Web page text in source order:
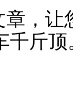
，让
千斤顶